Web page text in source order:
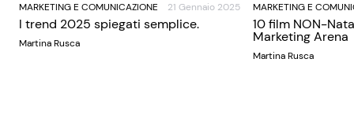
MARKETING E COMUNICAZIONE 21 Gennaio 2025
I trend 2025 spiegati semplice.
Martina Rusca
MARKETING E
10 film NON-
Marketing Arena
Martina Rusca